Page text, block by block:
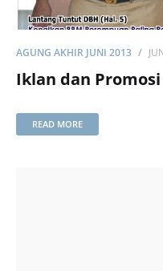
AGUNG AKHIR JUNI 2013
Iklan dan
READ MORE